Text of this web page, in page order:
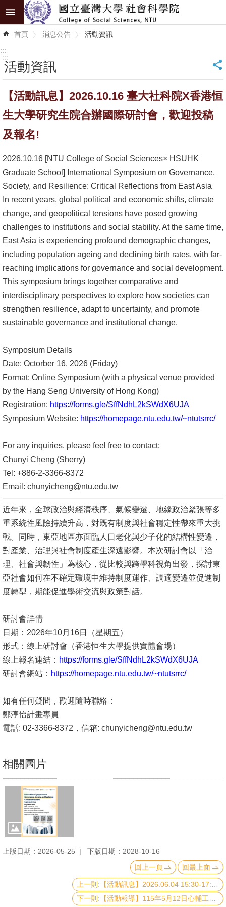
跳到主要內容區塊
進
階
識
學
術
單
位
研
究
消
息
公
告
國
際
深
辦
及
文
件
心
輔
&
學
輔
捐
款
研
資
圖
館
回
頁
頁
首頁 消息公告 活動資訊
:::
:::
活動資訊 _
【活動訊息】2026.10.16 臺大社科院X香港恒
生大學研究生院合辦國際研討會，歡迎投稿
及報名!
2026.10.16 [NTU College of Social Sciences× HSUHK
Graduate School] International Symposium on Governance,
Society, and Resilience: Critical Reflections from East Asia
In recent years, global political and economic shifts, climate
change, and geopolitical tensions have posed growing
challenges to institutions and social stability. At the same time,
East Asia is experiencing profound demographic changes,
including population ageing and declining birth rates, with far-
reaching implications for governance and social development.
This symposium brings together comparative and
interdisciplinary perspectives to explore how societies can
strengthen resilience, adapt to uncertainty, and promote
sustainable governance and institutional change.
Symposium Details
Date: Octorber 16, 2026 (Friday)
Format: Online Symposium (with a physical venue provided
by the Hang Seng University of Hong Kong)
Registration: https://forms.gle/SffNdhL2kSWdX6UJA
Symposium Website: https://homepage.ntu.edu.tw/~ntutsrrc/
For any inquiries, please feel free to contact:
Chunyi Cheng (Sherry)
Tel: +886-2-3366-8372
Email: chunyicheng@ntu.edu.tw
近年來，全球政治與經濟秩序、氣候變遷、地緣政治緊張等多
重系統性風險持續升高，對既有制度與社會穩定性帶來重大挑
戰。同時，東亞地區亦面臨人口老化與少子化的結構性變遷，
對產業、治理與社會制度產生深遠影響。本次研討會以「治
理、社會與韌性」為核心，從比較與跨學科視角出發，探討東
亞社會如何在不確定環境中維持制度運作、調適變遷並促進制
度轉型，期能促進學術交流與政策對話。
研討會詳情
日期：2026年10月16日（星期五）
形式：線上研討會（香港恒生大學提供實體會場）
線上報名連結： https://forms.gle/SffNdhL2kSWdX6UJA
研討會網站： https://homepage.ntu.edu.tw/~ntutsrrc/
如有任何疑問，歡迎隨時聯絡：
鄭淳怡計畫專員
電話: 02-3366-8372，信箱: chunyicheng@ntu.edu.tw
相關圖片
上版日期：2026-05-25
下版日期：2028-10-16
回上一頁
回最上面